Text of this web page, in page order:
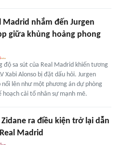
Madrid nhắm đến Jurgen
giữa khủng hoảng phong
độ sa sút của Real Madrid khiến tương
Xabi Alonso bị đặt dấu hỏi. Jurgen
nổi lên như một phương án dự phòng
hoạch cải tổ nhân sự mạnh mẽ.
Zidane ra điều kiện trở lại dẫn
Madrid